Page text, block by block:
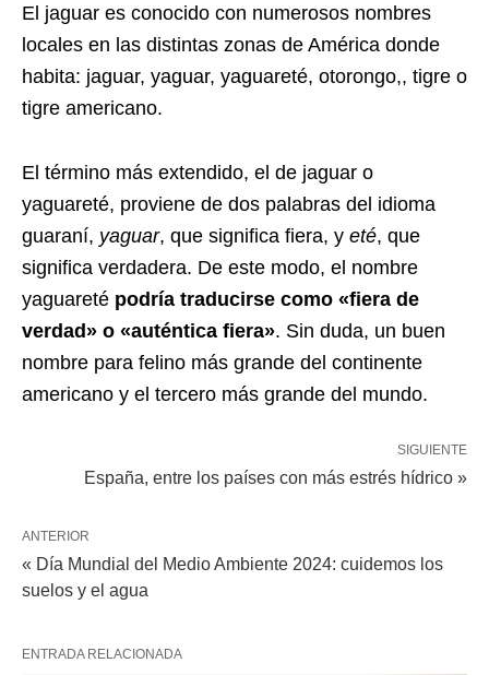
El jaguar es conocido con numerosos nombres
locales en las distintas zonas de América donde
habita: jaguar, yaguar, yaguareté,​ otorongo,, tigre o
tigre americano.
El término más extendido, el de jaguar o
yaguareté, proviene de dos palabras del idioma
guaraní, yaguar, que significa fiera, y eté, que
significa verdadera. De este modo, el nombre
yaguareté podría traducirse como «fiera de
verdad» o «auténtica fiera». Sin duda, un buen
nombre para felino más grande del continente
americano y el tercero más grande del mundo.
SIGUIENTE
España, entre los países con más estrés hídrico »
ANTERIOR
« Día Mundial del Medio Ambiente 2024: cuidemos los
suelos y el agua
ENTRADA RELACIONADA